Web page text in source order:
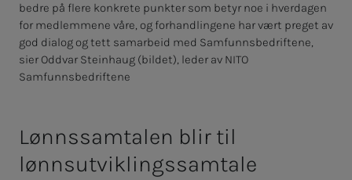
bedre på flere konkrete punkter som betyr noe i hverdagen
for medlemmene våre, og forhandlingene har vært preget av
god dialog og tett samarbeid med Samfunnsbedriftene,
sier Oddvar Steinhaug (bildet), leder av NITO
Samfunnsbedriftene
Lønnssamtalen blir til
lønnsutviklingssamtale